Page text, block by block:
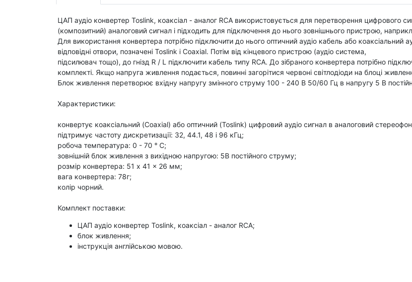
ЦАП аудіо конвертер Toslink, коаксіал - аналог RCA використовується для перетворення цифрового
(композитний) аналоговий сигнал і підходить для підключення до нього зовнішнього пристрою,
Для використання конвертера потрібно підключити до нього оптичний аудіо кабель або коаксіальний
відповідні отвори, позначені Toslink і Coaxial. Потім від кінцевого пристрою (аудіо система,
підсилювач тощо), до гнізд R / L підключити кабель типу RCA. До зібраного конвертера потрібно
комплекті. Якщо напруга живлення подається, повинні загорітися червоні світлодіоди на блоці
Блок живлення перетворює вхідну напругу змінного струму 100 - 240 В 50/60 Гц в напругу 5 В
Характеристики:
конвертує коаксіальний (Coaxial) або оптичний (Toslink) цифровий аудіо сигнал в аналоговий
підтримує частоту дискретизації: 32, 44.1, 48 і 96 кГц;
робоча температура: 0 - 70 ° С;
зовнішній блок живлення з вихідною напругою: 5В постійного струму;
розмір конвертера: 51 x 41 x 26 мм;
вага конвертера: 78г;
колір чорний.
Комплект поставки:
ЦАП аудіо конвертер Toslink, коаксіал - аналог RCA;
блок живлення;
інструкція англійською мовою.